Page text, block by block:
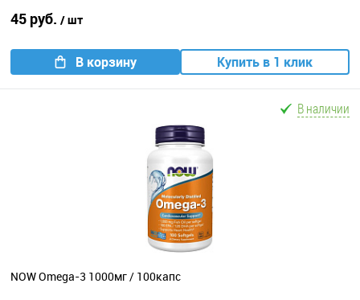
45 руб. / шт
В корзину Купить в 1 клик
В наличии
NOW Omega-3 1000мг / 100капс